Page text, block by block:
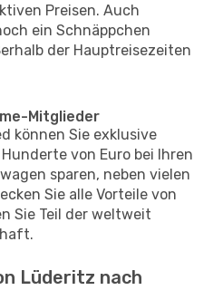
Preisen. Auch
ein Schnäppchen
der Hauptreisezeiten
Mitglieder
können Sie exklusive
von Euro bei Ihren
sparen, neben vielen
Sie alle Vorteile von
Sie Teil der weltweit
Lüderitz nach